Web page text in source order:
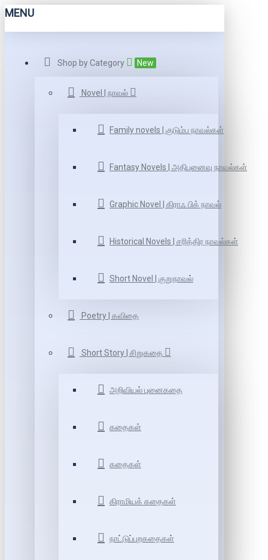
MENU
Shop by Category New
Novel | நாவல்
Family novels | குடும்ப நாவல்கள்
Fantasy Novels | அதிபுனைவு நாவல்கள்
Graphic Novel | கிராஃ பிக் நாவல்
Historical Novels | சரித்திர நாவல்கள்
Short Novel | குறுநாவல்
Poetry | கவிதை
Short Story | சிறுகதை
அறிவியல் புனைகதை
கதைகள்
கதைகள்
கிராமியக் கதைகள்
நாட்டுப்புறகதைகள்